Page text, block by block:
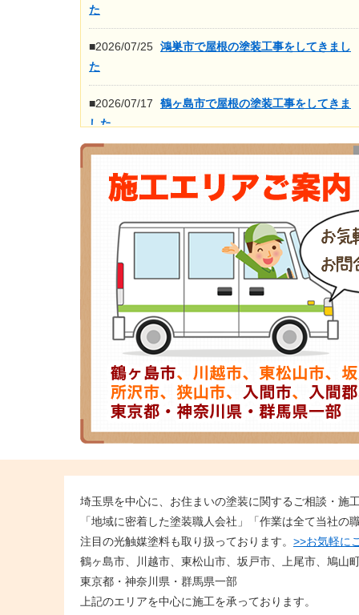
た
■2026/07/25 鴻巣市で屋根の塗装工事をしてきまし
た
■2026/07/17
鶴ヶ島市で屋根の塗装工事をしてきま
した
ました
もっと見る>>>
埼玉県を中心に、お住まいの塗装に関するご相談・施
「地域に密着した塗装職人会社」「作業は全て当社
注目の光触媒塗料も取り扱っております。 >>お気軽に
鶴ヶ島市、川越市、東松山市、坂戸市、上尾市、鳩山
東京都・神奈川県・群馬県一部
上記のエリアを中心に施工を承っております。